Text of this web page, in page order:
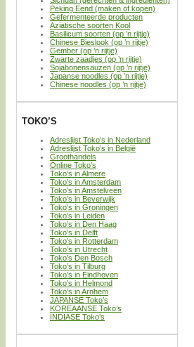
Peking Eend (maken of kopen)
Gefermenteerde producten
Aziatische soorten Kool
Basilicum soorten (op ’n rijtje)
Chinese Bieslook (op ’n rijtje)
Gember (op ’n rijtje)
Zwarte zaadjes (op ’n rijtje)
Sojabonensauzen (op ’n rijtje)
Japanse noodles (op ’n rijtje)
Chinese noodles (op ’n rijtje)
TOKO’S
Adreslijst Toko’s in Nederland
Adreslijst Toko’s in België
Groothandels
Online Toko’s
Toko’s in Almere
Toko’s in Amsterdam
Toko’s in Amstelveen
Toko’s in Beverwijk
Toko’s in Groningen
Toko’s in Leiden
Toko’s in Den Haag
Toko’s in Delft
Toko’s in Rotterdam
Toko’s in Utrecht
Toko’s Den Bosch
Toko’s in Tilburg
Toko’s in Eindhoven
Toko’s in Helmond
Toko’s in Arnhem
JAPANSE Toko’s
KOREAANSE Toko’s
INDIASE Toko’s